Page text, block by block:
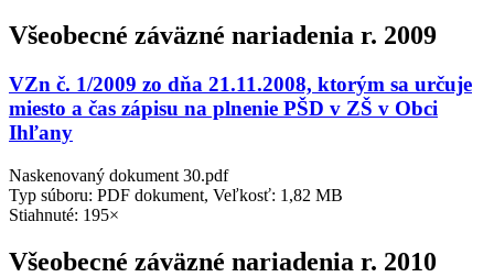
Všeobecné záväzné nariadenia r. 2009
VZn č. 1/2009 zo dňa 21.11.2008, ktorým sa určuje
miesto a čas zápisu na plnenie PŠD v ZŠ v Obci
Ihľany
Naskenovaný dokument 30.pdf
Typ súboru: PDF dokument, Veľkosť: 1,82 MB
Stiahnuté: 195×
Všeobecné záväzné nariadenia r. 2010